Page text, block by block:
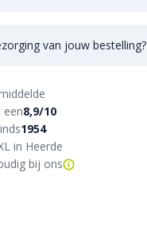
van jouw bestelling?
een8,9/10
1954
in Heerde
bij ons